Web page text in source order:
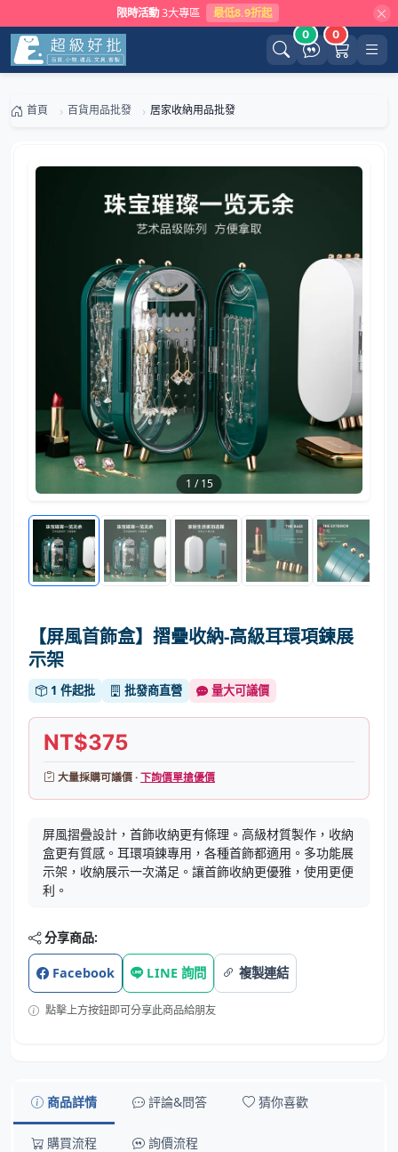
限時活動 3大專區 最低8.9折起
0 0
首頁 百貨用品批發 居家收納用品批發
1 /15
【屏風首飾盒】摺疊收納-高級耳環項鍊展
示架
1 件起批 批發商直營 量大可議價
NT$375
大量採購可議價 ·下詢價單搶優價
屏風摺疊設計，首飾收納更有條理。高級材質製作，收納
盒更有質感。耳環項鍊專用，各種首飾都適用。多功能展
示架，收納展示一次滿足。讓首飾收納更優雅，使用更便
利。
分享商品:
Facebook LINE 詢問 複製連結
點擊上方按鈕即可分享此商品給朋友
商品詳情 評論&問答 猜你喜歡
購買流程 詢價流程